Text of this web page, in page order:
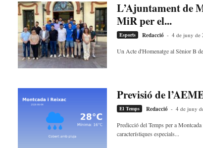
L’Ajuntament de
MiR per el...
Esports Redacció - 4 de juny de
Un Acte d'Homenatge al Sènior B
Previsió de
El Temps Redacció - 4 de juny
Predicció del Temps per a
característiques especials...